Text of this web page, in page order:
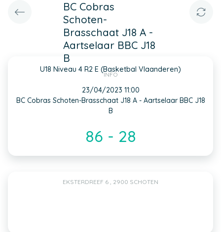
BC Cobras
Schoten-
Brasschaat J18 A -
Aartselaar BBC J18
B
U18 Niveau 4 R2 E (Basketbal Vlaanderen)
INFO
23/04/2023 11:00
BC Cobras Schoten-Brasschaat J18 A - Aartselaar BBC J18
B
86 - 28
EKSTERDREEF 6 , 2900 SCHOTEN